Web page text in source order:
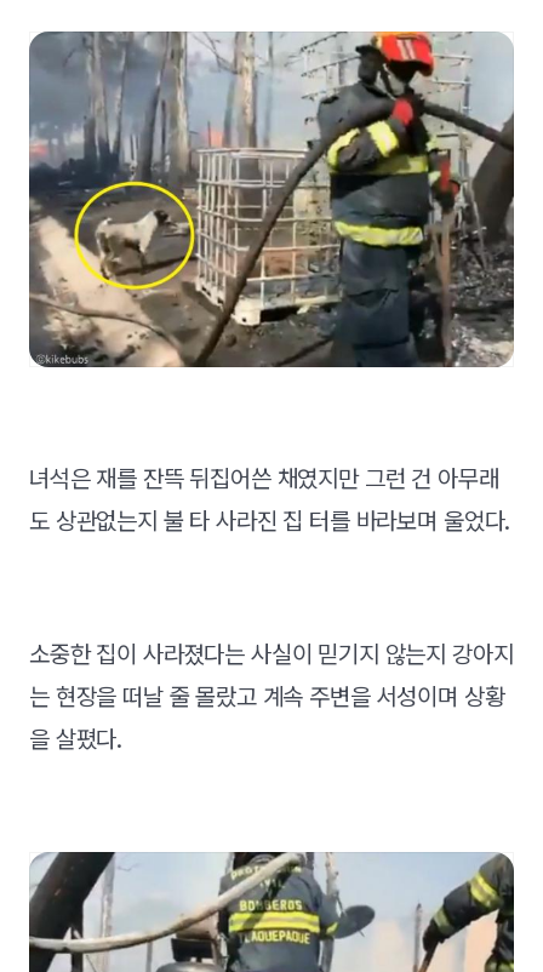
녀석은 재를 잔뜩 뒤집어쓴 채였지만 그런 건 아무래
도 상관없는지 불 타 사라진 집 터를 바라보며 울었다.
소중한 집이 사라졌다는 사실이 믿기지 않는지 강아지
는 현장을 떠날 줄 몰랐고 계속 주변을 서성이며 상황
을 살폈다.